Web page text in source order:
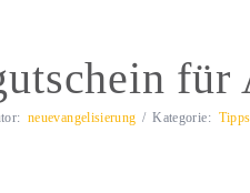
für
neuevangelisierung Kategorie: Tipps